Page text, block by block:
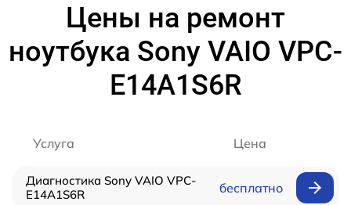
Цены на ремонт
ноутбука Sony VAIO VPC-
E14A1S6R
Услуга Цена
Диагностика Sony VAIO VPC-
E14A1S6R
бесплатно